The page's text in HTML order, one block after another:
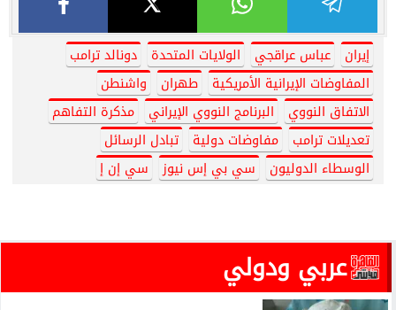
إيران عباس عراقجي الولايات المتحدة
دونالد ترامب
المفاوضات الإيرانية الأمريكية
طهران
واشنطن
الاتفاق النووي
البرنامج النووي الإيراني
مذكرة التفاهم
تعديلات ترامب
مفاوضات دولية
تبادل الرسائل
الوسطاء الدوليون
سي بي إس نيوز سي إن إ
عربي ودولي